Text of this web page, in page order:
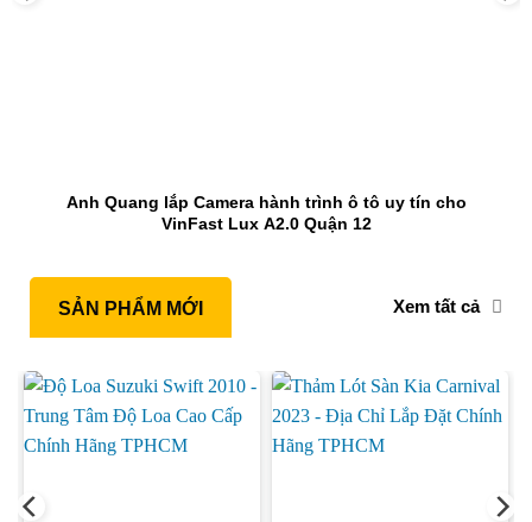
Anh Quang lắp Camera hành trình ô tô uy tín cho
VinFast Lux A2.0 Quận 12
SẢN PHẨM MỚI Xem tất cả